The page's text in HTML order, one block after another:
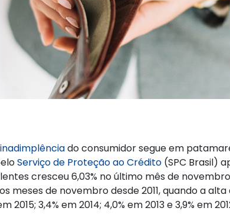
inadimplênciado consumidor segue em
Serviço de Proteção ao Crédito (SPC Brasil)
cresceu 6,03% no último mês de
de novembro desde 2011, quando a
2015; 3,4% em 2014; 4,0% em 2013 e 3,9% em